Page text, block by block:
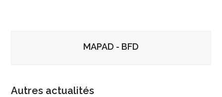
MAPAD - BFD
Autres actualités